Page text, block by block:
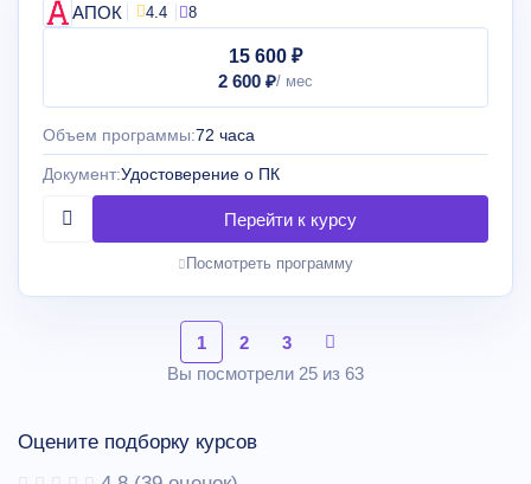
АПОК 4.4 8
15 600 ₽
2 600 ₽
Объем программы:72 часа
Документ:Удостоверение о ПК
Посмотреть программу
Вы посмотрели 25 из 63
1 2 3
Оцените подборку курсов